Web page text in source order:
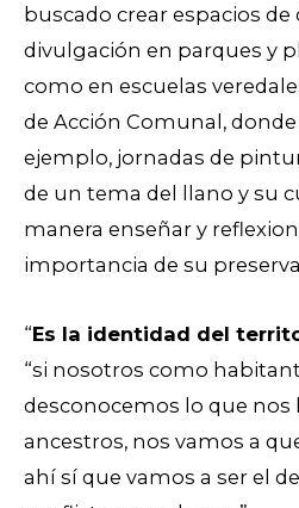
buscado crear espacios de
divulgación en parques y
como en escuelas
de Acción Comunal,
ejemplo, jornadas de
de un tema del llano y su
manera enseñar y
importancia de su
“Es la identidad del
“si nosotros como
desconocemos lo que
ancestros, nos vamos a
ahí sí que vamos a ser el